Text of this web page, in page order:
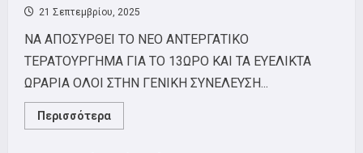
21 Σεπτεμβρίου, 2025
ΝΑ ΑΠΟΣΥΡΘΕΙ ΤΟ ΝΕΟ ΑΝΤΕΡΓΑΤΙΚΟ
ΤΕΡΑΤΟΥΡΓΗΜΑ ΓΙΑ ΤΟ 13ΩΡΟ ΚΑΙ ΤΑ ΕΥΕΛΙΚΤΑ
ΩΡΑΡΙΑ ΟΛΟΙ ΣΤΗΝ ΓΕΝΙΚΗ ΣΥΝΕΛΕΥΣΗ...
Περισσότερα
more